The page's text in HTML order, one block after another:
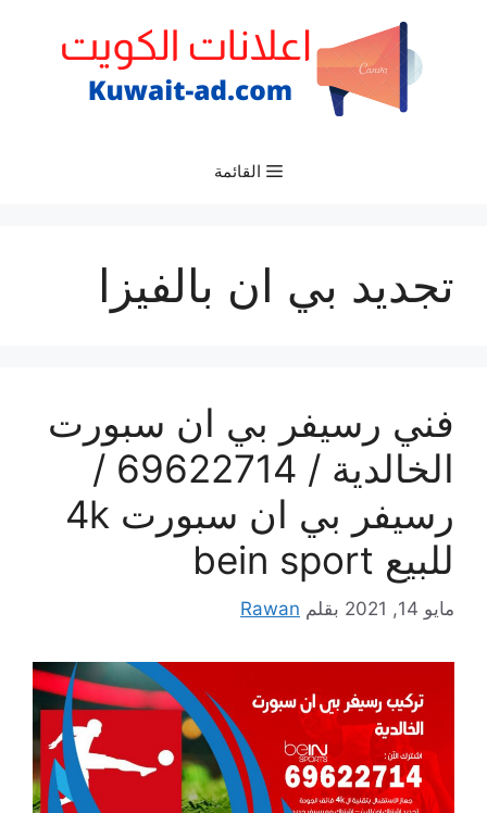
القائمة
تجديد بي ان بالفيزا
فني رسيفر بي ان سبورت
الخالدية / 69622714 /
رسيفر بي ان سبورت 4k
للبيع bein sport
مايو 14, 2021 بقلم Rawan